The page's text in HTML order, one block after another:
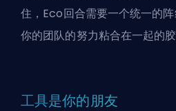
住，Eco回合需要一个统一的
你的团队的努力粘合在一起的胶
工具是你的朋友